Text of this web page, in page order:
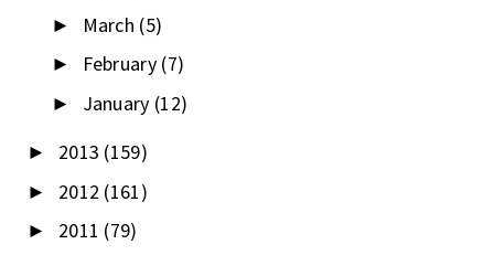
► March (5)
► February (7)
► January (12)
► 2013 (159)
► 2012 (161)
► 2011 (79)